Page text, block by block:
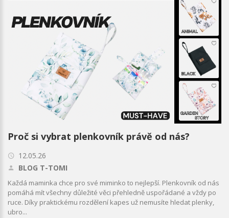
Proč si vybrat plenkovník právě od nás?
12.05.26
BLOG T-TOMI
Každá maminka chce pro své miminko to nejlepší. Plenkovník od nás
pomáhá mít všechny důležité věci přehledně uspořádané a vždy po
ruce. Díky praktickému rozdělení kapes už nemusíte hledat plenky,
ubro...